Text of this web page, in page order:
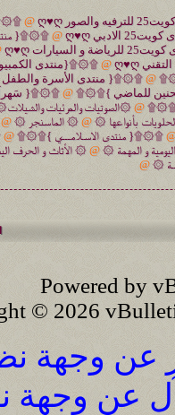
@
@۩۞۩{
@۩۞۩{منتدى
@۩۞۩{ منتدى الأسرة
للماضي }۩۞۩ @ ۩۞۩{ سَهرآت
}۩۞۩ @۞الصوتيات والمرئيات
بأنواعها ۞ @۞ الماسنجر ۞
۩۞۩{ منتدى الاسـلامـــي }۩۞۩ @
و المهمة ۞ @۞ الأثاث و الحرف
۞ @
Powered by
© 2026
عن وجهة
عن وجهة